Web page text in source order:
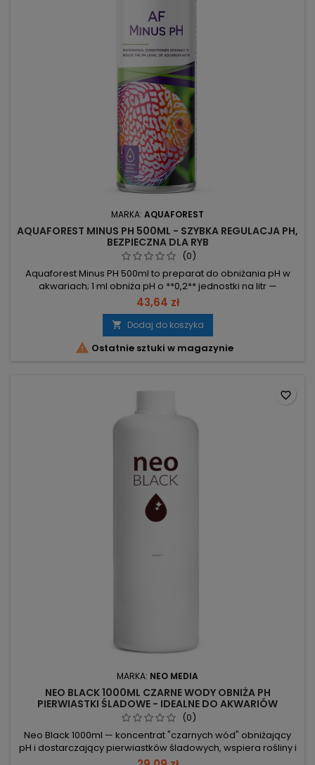
MARKA: AQUAFOREST
AQUAFOREST MINUS PH 500ML - SZYBKA REGULACJA PH,
BEZPIECZNA DLA RYB
(0)
Aquaforest Minus PH 500ml to preparat do obniżania pH w
akwariach; 1 ml obniża pH o **0,2** jednostki na litr —
dawkować poza zbiornikiem po uprzednim sprawdzeniu pH.
1 ml → -0,2 pH/L – szybka i mierzalna korekta wartości.
Opakowanie 500 ml – wystarcza na obniżenie pH o 0,2 w
**500 L** wody. Docelowe pH 5,5–6,5 – zgodne z
preferencjami gatunków...
43,64 zł
 Dodaj do koszyka
 Ostatnie sztuki w magazynie
MARKA: NEO MEDIA
NEO BLACK 1000ML CZARNE WODY OBNIŻA PH
PIERWIASTKI ŚLADOWE - IDEALNE DO AKWARIÓW
(0)
Neo Black 1000ml — koncentrat "czarnych wód" obniżający
pH i dostarczający pierwiastków śladowych, wspiera rośliny i
ryby w akwarium. Objętość 1000 ml – duża pojemność do
favorite_border